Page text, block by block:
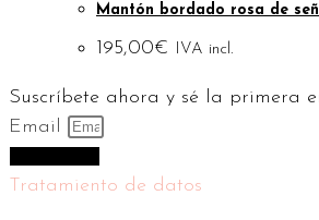
Mantón bordado rosa de
195,00€ IVA incl.
Suscríbete ahora y sé la primera
Email
Tratamiento de datos